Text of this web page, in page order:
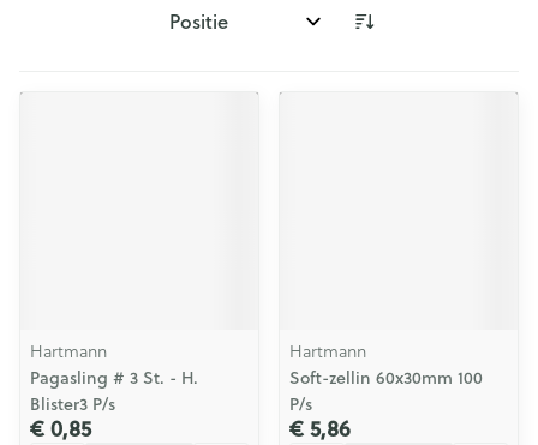
Sorteer op:
Hartmann
Pagasling # 3 St. - H.
Blister3 P/s
€ 0,85
Hartmann
Soft-zellin 60x30mm 100
P/s
€ 5,86